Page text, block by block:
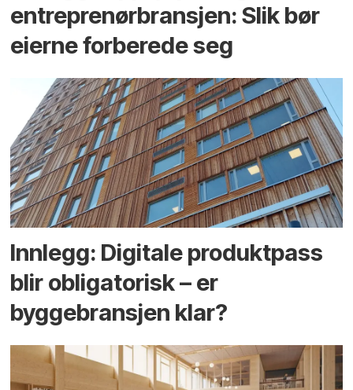
entreprenør­bransjen: Slik bør
eierne forberede seg
Innlegg: Digitale produktpass
blir obligatorisk – er
byggebransjen klar?